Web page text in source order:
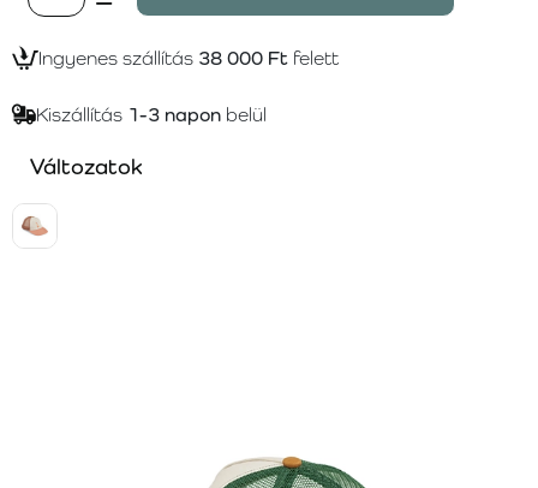
Ingyenes szállítás 38 000 Ft felett
Kiszállítás 1-3 napon belül
Változatok